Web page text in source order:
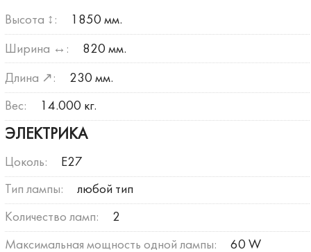
Высота ↕: 1850 мм.
Ширина ↔: 820 мм.
Длина ↗: 230 мм.
Вес: 14.000 кг.
ЭЛЕКТРИКА
Цоколь: E27
Тип лампы: любой тип
Количество ламп: 2
Максимальная мощность одной лампы: 60 W